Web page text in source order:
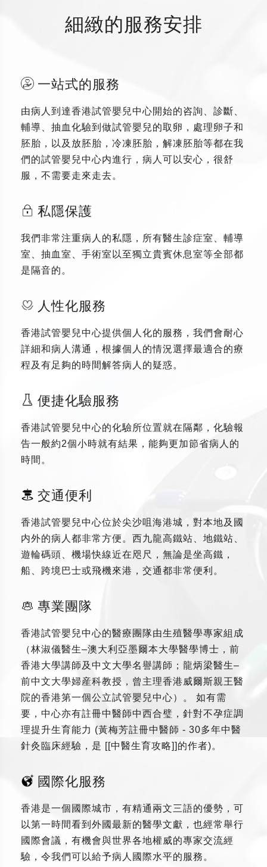
細緻的服務安排
一站式的服務
由病人到達香港試管嬰兒中心開始的咨詢、診斷、
輔導、抽血化驗到做試管嬰兒的取卵，處理卵子和
胚胎，以及放胚胎，冷凍胚胎，解凍胚胎等都在我
們的試管嬰兒中心内進行，病人可以安心，很舒
服，不需要走來走去。
私隱保護
我們非常注重病人的私隱，所有醫生診症室、輔導
室、抽血室、手術室以至獨立貴賓休息室等全部都
是隔音的。
人性化服務
香港試管嬰兒中心提供個人化的服務，我們會耐心
詳細和病人溝通，根據個人的情況選擇最適合的療
程及有足夠的時間解答病人的疑惑。
便捷化驗服務
香港試管嬰兒中心的化驗所位置就在隔鄰，化驗報
告一般約2個小時就有結果，能夠更加節省病人的
時間。
交通便利
香港試管嬰兒中心位於尖沙咀海港城，對本地及國
内外的病人都非常方便。西九龍高鐵站、地鐵站、
遊輪碼頭、機場快線近在咫尺，無論是坐高鐵，
船、跨境巴士或飛機來港，交通都非常便利。
專業團隊
香港試管嬰兒中心的醫療團隊由生殖醫學專家組成
（林淑儀醫生–澳大利亞墨爾本大學醫學博士，前
香港大學講師及中文大學名譽講師；龍炳梁醫生–
前中文大學婦産科教授，曾主理香港威爾斯親王醫
院的香港第一個公立試管嬰兒中心）。 如有需
要，中心亦有註冊中醫師中西合璧，針對不孕症調
理提升生育能力 (黃梅芳註冊中醫師 - 30多年中醫
針灸臨床經驗，是 [[中醫生育攻略]]的作者)。
國際化服務
香港是一個國際城市，有精通兩文三語的優勢，可
以第一時間看到外國最新的醫學文獻，也經常舉行
國際會議，有機會與世界各地權威的專家交流經
驗，令我們可以給予病人國際水平的服務。